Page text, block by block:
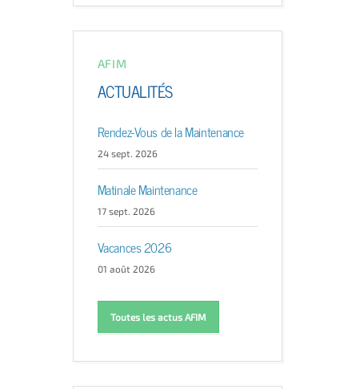
AFIM
ACTUALITÉS
Rendez-Vous de la Maintenance
24 sept. 2026
Matinale Maintenance
17 sept. 2026
Vacances 2026
01 août 2026
Toutes les actus AFIM